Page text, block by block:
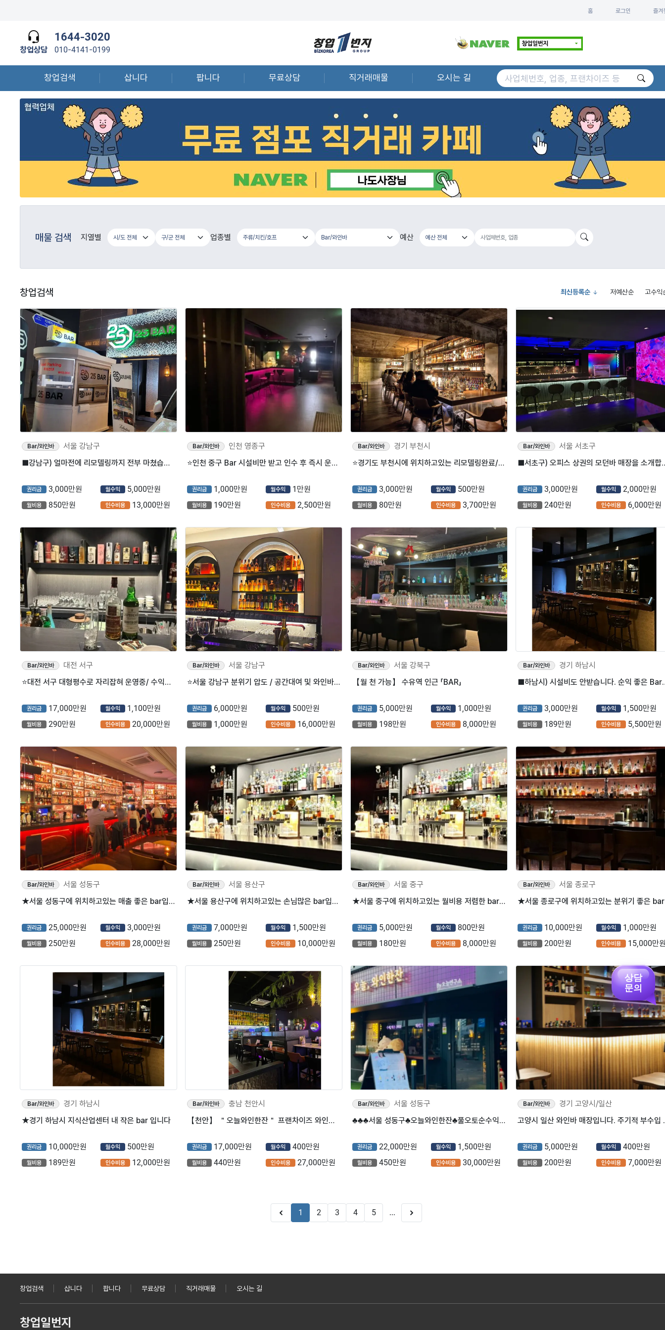
홈 로그인 즐겨
창업상담
1644-3020
010-4141-0199
창업검색 삽니다 팝니다 무료상담 직거래매물 오시는 길
매물 검색 지열별 업종별 예산
창업검색 최신등록순 저예산순 고수익
Bar/와인바
서울 강남구
■강남구) 얼마전에 리모델링까지 전부 마쳤습니다! 삼성동에 개인 Bar를 소개합니다.■
권리금 3,000만원 월수익 5,000만원
월비용 850만원 인수비용 13,000만원
Bar/와인바
인천 영종구
⭐인천 중구 Bar 시설비만 받고 인수 후 즉시 운영 가능한 매장을 소개합니다⭐
권리금 1,000만원 월수익 1만원
월비용 190만원 인수비용 2,500만원
Bar/와인바
경기 부천시
⭐경기도 부천시에 위치하고있는 리모델링완료/풀오토로운영중인 ＂BAR＂입니다⭐
권리금 3,000만원 월수익 500만원
월비용 80만원 인수비용 3,700만원
Bar/와인바
서울 서초구
■서초구) 오피스
권리금 3,000만원 월수익 2,000만원
월비용 240만원 인수비용 6,000만원
Bar/와인바
대전 서구
⭐대전 서구 대형평수로 자리잡혀 운영중/ 수익성 좋은 분위기 좋은 ＂BAR＂ 입니다⭐
권리금 17,000만원 월수익 1,100만원
월비용 290만원 인수비용 20,000만원
Bar/와인바
서울 강남구
⭐서울 강남구 분위기 압도 / 공간대여 및 와인바로 운영중이 매장입니다 ⭐
권리금 6,000만원 월수익 500만원
월비용 1,000만원 인수비용 16,000만원
Bar/와인바
서울 강북구
【월 천 가능】 수유역 인근 「BAR」
권리금 5,000만원 월수익 1,000만원
월비용 198만원 인수비용 8,000만원
Bar/와인바
경기 하남시
■하남시) 시설비
권리금 3,000만원 월수익 1,500만원
월비용 189만원 인수비용 5,500만원
Bar/와인바
서울 성동구
★서울 성동구에 위치하고있는 매출 좋은 bar입니다★
권리금 25,000만원 월수익 3,000만원
월비용 250만원 인수비용 28,000만원
Bar/와인바
서울 용산구
★서울 용산구에 위치하고있는 손님많은 bar입니다~★
권리금 7,000만원 월수익 1,500만원
월비용 250만원 인수비용 10,000만원
Bar/와인바
서울 중구
★서울 중구에 위치하고있는 월비용 저렴한 bar입니다 시설 깔끔합니다 ~★
권리금 5,000만원 월수익 800만원
월비용 180만원 인수비용 8,000만원
Bar/와인바
서울 종로구
권리금 10,000만원 월수익 1,000만원
월비용 200만원 인수비용 15,000만
Bar/와인바
경기 하남시
★경기 하남시 지식산업센터 내 작은 bar 입니다
권리금 10,000만원 월수익 500만원
월비용 189만원 인수비용 12,000만원
Bar/와인바
충남 천안시
【천안】 ＂오늘와인한잔＂ 프랜차이즈 와인술집 양도양수 직거래 희망합니다.
권리금 17,000만원 월수익 400만원
월비용 440만원 인수비용 27,000만원
Bar/와인바
서울 성동구
♣♣♣서울 성동구♣오늘와인한잔♣풀오토순수익!!♣초보가능♣
권리금 22,000만원 월수익 1,500만원
월비용 450만원 인수비용 30,000만원
Bar/와인바
경기 고양시/일산
고양시 일산
권리금 5,000만원 월수익 400만원
월비용 200만원 인수비용 7,000만원
1 2 3 4 5 ...
창업검색 삽니다 팝니다 무료상담 직거래매물 오시는 길
창업일번지
상담
문의